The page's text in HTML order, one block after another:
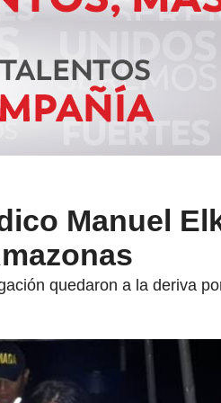
Manuel
quedaron a la deriva